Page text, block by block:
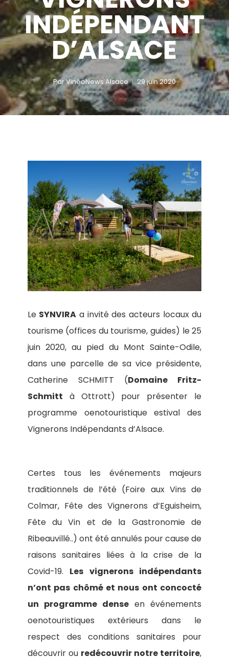
INDÉPENDANT
D’ALSACE
ParVinéoNews Alsace 29 juin 2020
Le SYNVIRA a invité des acteurs locaux du
tourisme (offices du tourisme, guides) le 25
juin 2020, au pied du Mont Sainte-Odile,
dans une parcelle de sa vice présidente,
Catherine SCHMITT (Domaine Fritz-
Schmitt à Ottrott) pour présenter le
programme oenotouristique estival des
Vignerons Indépendants d’Alsace.
Certes tous les événements majeurs
traditionnels de l’été (Foire aux Vins de
Colmar, Fête des Vignerons d’Eguisheim,
Fête du Vin et de la Gastronomie de
Ribeauvillé..) ont été annulés pour cause de
raisons sanitaires liées à la crise de la
Covid-19. Les vignerons indépendants
n’ont pas chômé et nous ont concocté
un programme dense en événements
oenotouristiques extérieurs dans le
respect des conditions sanitaires pour
découvrir ou redécouvrir notre territoire,